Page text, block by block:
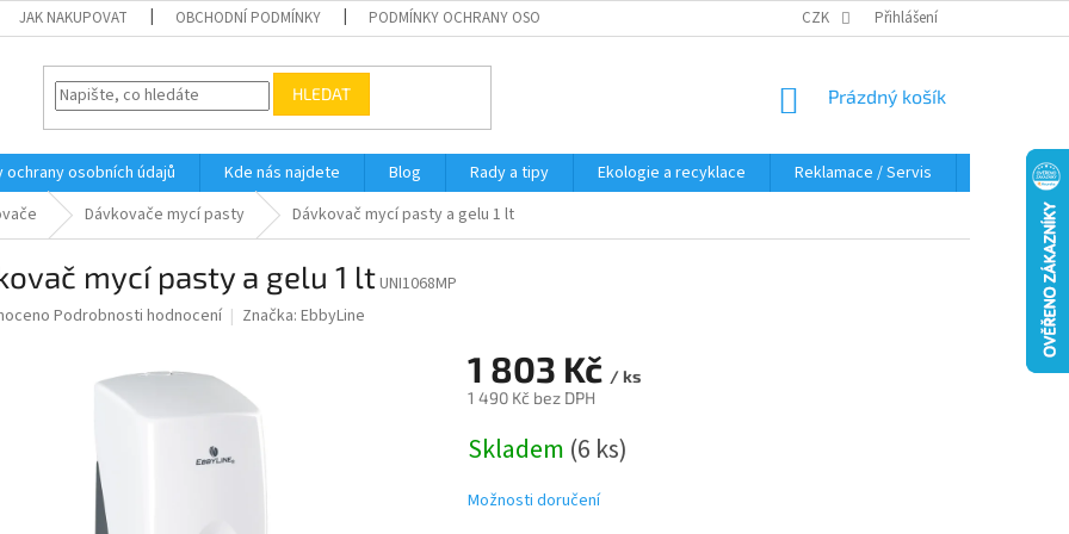
JAK NAKUPOVAT OBCHODNÍ PODMÍNKY PODMÍNKY OCHRANY OSOBNÍCH ÚDAJŮ CZK Přihlášení
HLEDAT
NÁKUPNÍ
Prázdný košík
ochrany osobních údajů Kde nás najdete Blog Rady a tipy Ekologie a recyklace Reklamace / Servis
Hodnocení
Dávkovače mycí pasty Dávkovač mycí pasty a gelu 1 lt
mycí pasty a gelu 1 ltUNI1068MP
Podrobnosti hodnocení Značka: EbbyLine
1 803 Kč / ks
1 490 Kč bez DPH
cena:
Skladem (6 ks)
Možnosti doručení